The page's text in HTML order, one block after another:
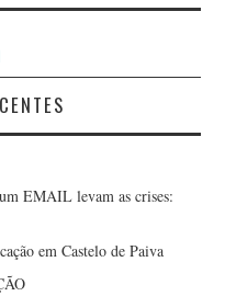
EMAIL levam as crises:
em Castelo de Paiva